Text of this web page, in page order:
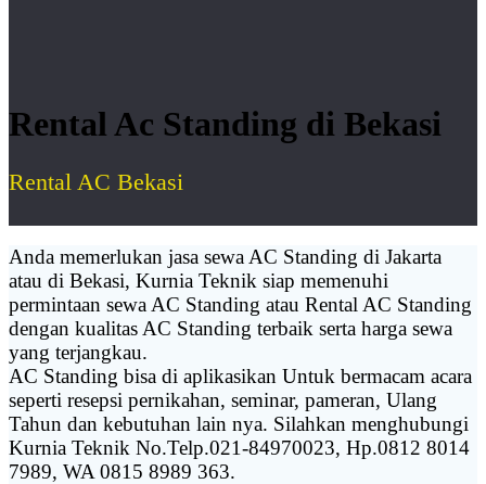
Rental Ac Standing di Bekasi
Rental AC Bekasi
Anda memerlukan jasa sewa AC Standing di Jakarta
atau di Bekasi, Kurnia Teknik siap memenuhi
permintaan sewa AC Standing atau Rental AC Standing
dengan kualitas AC Standing terbaik serta harga sewa
yang terjangkau.
AC Standing bisa di aplikasikan Untuk bermacam acara
seperti resepsi pernikahan, seminar, pameran, Ulang
Tahun dan kebutuhan lain nya. Silahkan menghubungi
Kurnia Teknik No.Telp.021-84970023, Hp.0812 8014
7989, WA 0815 8989 363.